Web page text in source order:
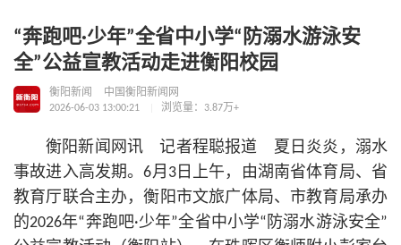
“奔跑吧·少年”全省中小学“防溺水游泳安
全”公益宣教活动走进衡阳校园
衡阳新闻
中国衡阳新闻网
2026-06-03 13:00:21
浏览量：3.87万+
衡阳新闻网讯 记者程聪报道 夏日炎炎，溺水
事故进入高发期。6月3日上午，由湖南省体育局、省
教育厅联合主办，衡阳市文旅广体局、市教育局承办
的2026年“奔跑吧·少年”全省中小学“防溺水游泳安全”